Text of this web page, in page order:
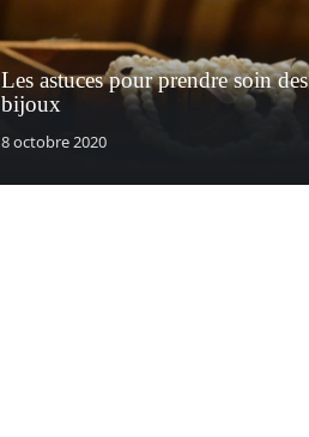
Les astuces pour prendre soin des
bijoux
8 octobre 2020